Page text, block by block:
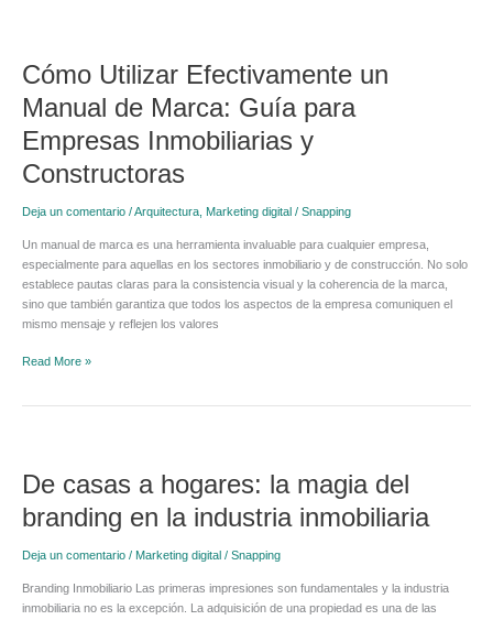
Cómo Utilizar Efectivamente un
Manual de Marca: Guía para
Empresas Inmobiliarias y
Constructoras
Deja un comentario /Arquitectura Marketing digital / Snapping
Un manual de marca es una herramienta invaluable para cualquier empresa,
especialmente para aquellas en los sectores inmobiliario y de construcción. No solo
establece pautas claras para la consistencia visual y la coherencia de la marca,
sino que también garantiza que todos los aspectos de la empresa comuniquen el
mismo mensaje y reflejen los valores
Efectivamente
Manual
Marca:
Guía
Empresas
y
Constructoras
Read More »
De casas a hogares: la magia del
branding en la industria inmobiliaria
Deja un comentario / Marketing digital / Snapping
Branding Inmobiliario Las primeras impresiones son fundamentales y la industria
inmobiliaria no es la excepción. La adquisición de una propiedad es una de las
a
la
del